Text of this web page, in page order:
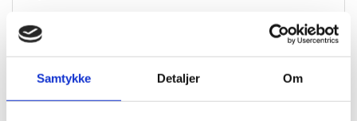
Samtykke Detaljer Om
Brand PARADOR
Dimension 1285x194x8
Tykkelse I
Mm